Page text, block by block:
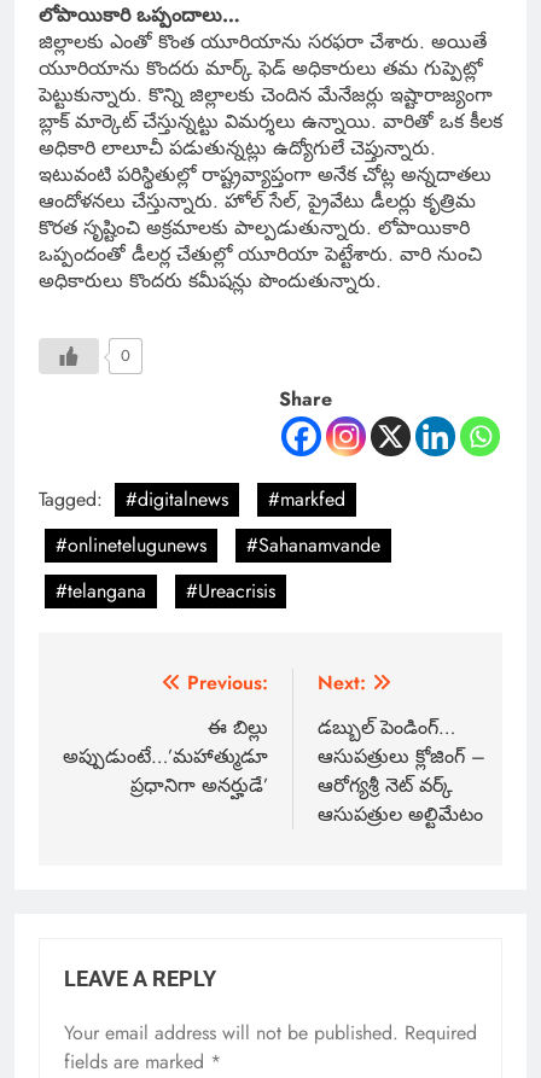
లోపాయికారి ఒప్పందాలు…
జిల్లాలకు ఎంతో కొంత యూరియాను సరఫరా చేశారు. అయితే
యూరియాను కొందరు మార్క్ ఫెడ్ అధికారులు తమ గుప్పెట్లో
పెట్టుకున్నారు. కొన్ని జిల్లాలకు చెందిన మేనేజర్లు ఇష్టారాజ్యంగా
బ్లాక్ మార్కెట్ చేస్తున్నట్టు విమర్శలు ఉన్నాయి. వారితో ఒక కీలక
అధికారి లాలూచీ పడుతున్నట్లు ఉద్యోగులే చెప్తున్నారు.
ఇటువంటి పరిస్థితుల్లో రాష్ట్రవ్యాప్తంగా అనేక చోట్ల అన్నదాతలు
ఆందోళనలు చేస్తున్నారు. హోల్ సేల్, ప్రైవేటు డీలర్లు కృత్రిమ
కొరత సృష్టించి అక్రమాలకు పాల్పడుతున్నారు. లోపాయికారి
ఒప్పందంతో డీలర్ల చేతుల్లో యూరియా పెట్టేశారు. వారి నుంచి
అధికారులు కొందరు కమీషన్లు పొందుతున్నారు.
0
Share
Tagged: #digitalnews
#markfed
#onlinetelugunews
#Sahanamvande
#telangana
#Ureacrisis
Previous:
ఈ బిల్లు
అప్పుడుంటే…’మహాత్ముడూ
ప్రధానిగా అనర్హుడే’
Next:
డబ్బుల్ పెండింగ్…
ఆసుపత్రులు క్లోజింగ్ –
ఆరోగ్యశ్రీ నెట్ వర్క్
ఆసుపత్రుల అల్టిమేటం
LEAVE A REPLY
Your email address will not be published. Required
fields are marked *